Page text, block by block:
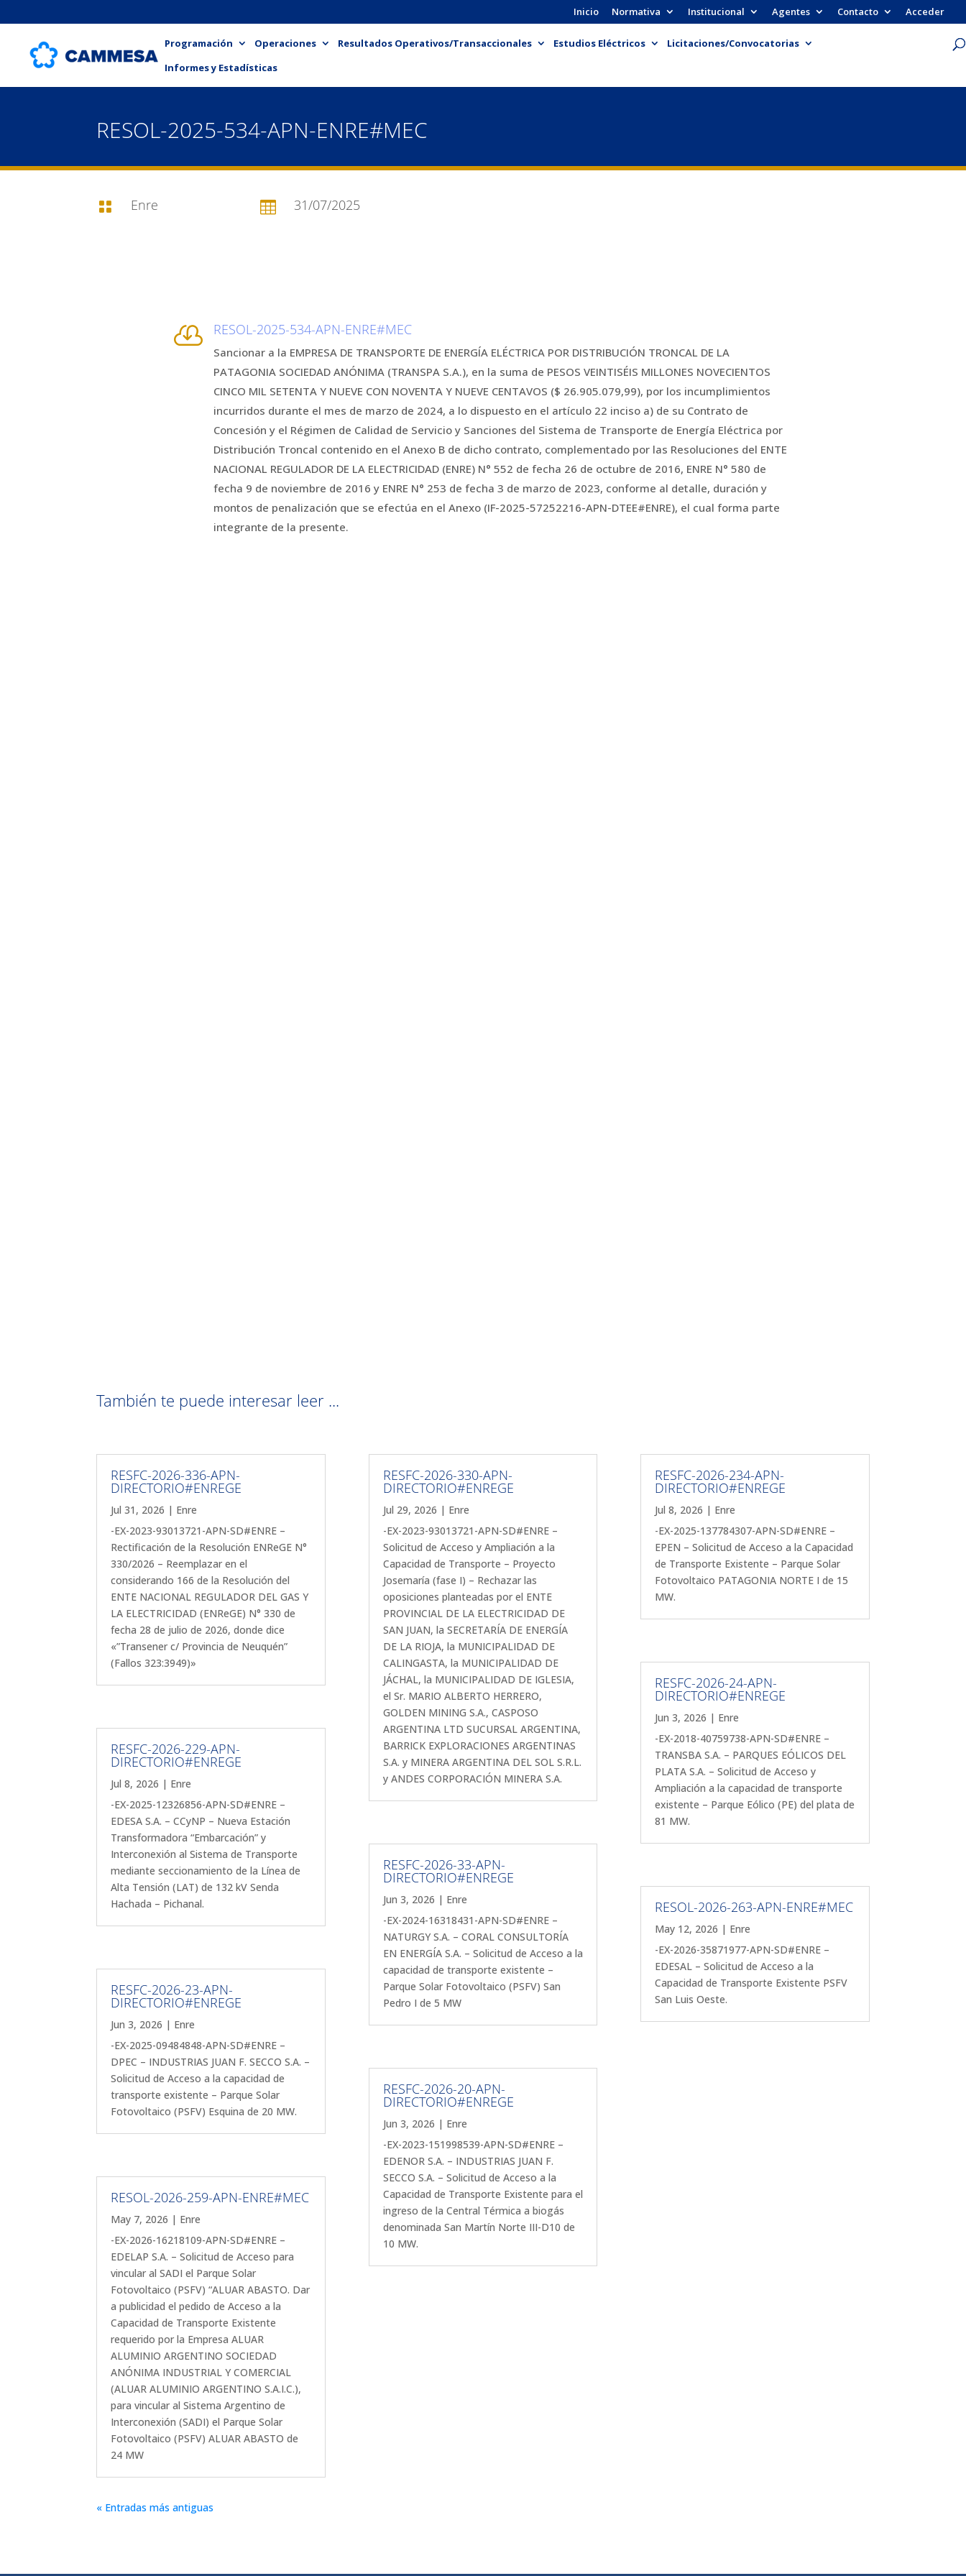
Inicio Normativa Institucional Agentes Contacto Acceder
Programación Operaciones Resultados Operativos/Transaccionales Estudios Eléctricos
Licitaciones/Convocatorias
Informes y Estadísticas
RESOL-2025-534-APN-ENRE#MEC
 Enre  31/07/2025
 RESOL-2025-534-APN-ENRE#MEC
Sancionar a la EMPRESA DE TRANSPORTE DE ENERGÍA ELÉCTRICA POR DISTRIBUCIÓN TRONCAL DE LA
PATAGONIA SOCIEDAD ANÓNIMA (TRANSPA S.A.), en la suma de PESOS VEINTISÉIS MILLONES NOVECIENTOS
CINCO MIL SETENTA Y NUEVE CON NOVENTA Y NUEVE CENTAVOS ($ 26.905.079,99), por los incumplimientos
incurridos durante el mes de marzo de 2024, a lo dispuesto en el artículo 22 inciso a) de su Contrato de
Concesión y el Régimen de Calidad de Servicio y Sanciones del Sistema de Transporte de Energía Eléctrica por
Distribución Troncal contenido en el Anexo B de dicho contrato, complementado por las Resoluciones del ENTE
NACIONAL REGULADOR DE LA ELECTRICIDAD (ENRE) N° 552 de fecha 26 de octubre de 2016, ENRE N° 580 de
fecha 9 de noviembre de 2016 y ENRE N° 253 de fecha 3 de marzo de 2023, conforme al detalle, duración y
montos de penalización que se efectúa en el Anexo (IF-2025-57252216-APN-DTEE#ENRE), el cual forma parte
integrante de la presente.
También te puede interesar leer ...
RESFC-2026-336-APN-
DIRECTORIO#ENREGE
Jul 31, 2026 | Enre
-EX-2023-93013721-APN-SD#ENRE –
Rectificación de la Resolución ENReGE N°
330/2026 – Reemplazar en el
considerando 166 de la Resolución del
ENTE NACIONAL REGULADOR DEL GAS Y
LA ELECTRICIDAD (ENReGE) N° 330 de
fecha 28 de julio de 2026, donde dice
«”Transener c/ Provincia de Neuquén”
(Fallos 323:3949)»
RESFC-2026-229-APN-
DIRECTORIO#ENREGE
Jul 8, 2026 | Enre
-EX-2025-12326856-APN-SD#ENRE –
EDESA S.A. – CCyNP – Nueva Estación
Transformadora “Embarcación” y
Interconexión al Sistema de Transporte
mediante seccionamiento de la Línea de
Alta Tensión (LAT) de 132 kV Senda
Hachada – Pichanal.
RESFC-2026-23-APN-
DIRECTORIO#ENREGE
Jun 3, 2026 | Enre
-EX-2025-09484848-APN-SD#ENRE –
DPEC – INDUSTRIAS JUAN F. SECCO S.A. –
Solicitud de Acceso a la capacidad de
transporte existente – Parque Solar
Fotovoltaico (PSFV) Esquina de 20 MW.
RESOL-2026-259-APN-ENRE#MEC
May 7, 2026 | Enre
-EX-2026-16218109-APN-SD#ENRE –
EDELAP S.A. – Solicitud de Acceso para
vincular al SADI el Parque Solar
Fotovoltaico (PSFV) “ALUAR ABASTO. Dar
a publicidad el pedido de Acceso a la
Capacidad de Transporte Existente
requerido por la Empresa ALUAR
ALUMINIO ARGENTINO SOCIEDAD
ANÓNIMA INDUSTRIAL Y COMERCIAL
(ALUAR ALUMINIO ARGENTINO S.A.I.C.),
para vincular al Sistema Argentino de
Interconexión (SADI) el Parque Solar
Fotovoltaico (PSFV) ALUAR ABASTO de
24 MW
RESFC-2026-330-APN-
DIRECTORIO#ENREGE
Jul 29, 2026 | Enre
-EX-2023-93013721-APN-SD#ENRE –
Solicitud de Acceso y Ampliación a la
Capacidad de Transporte – Proyecto
Josemaría (fase I) – Rechazar las
oposiciones planteadas por el ENTE
PROVINCIAL DE LA ELECTRICIDAD DE
SAN JUAN, la SECRETARÍA DE ENERGÍA
DE LA RIOJA, la MUNICIPALIDAD DE
CALINGASTA, la MUNICIPALIDAD DE
JÁCHAL, la MUNICIPALIDAD DE IGLESIA,
el Sr. MARIO ALBERTO HERRERO,
GOLDEN MINING S.A., CASPOSO
ARGENTINA LTD SUCURSAL ARGENTINA,
BARRICK EXPLORACIONES ARGENTINAS
S.A. y MINERA ARGENTINA DEL SOL S.R.L.
y ANDES CORPORACIÓN MINERA S.A.
RESFC-2026-33-APN-
DIRECTORIO#ENREGE
Jun 3, 2026 | Enre
-EX-2024-16318431-APN-SD#ENRE –
NATURGY S.A. – CORAL CONSULTORÍA
EN ENERGÍA S.A. – Solicitud de Acceso a la
capacidad de transporte existente –
Parque Solar Fotovoltaico (PSFV) San
Pedro I de 5 MW
RESFC-2026-20-APN-
DIRECTORIO#ENREGE
Jun 3, 2026 | Enre
-EX-2023-151998539-APN-SD#ENRE –
EDENOR S.A. – INDUSTRIAS JUAN F.
SECCO S.A. – Solicitud de Acceso a la
Capacidad de Transporte Existente para el
ingreso de la Central Térmica a biogás
denominada San Martín Norte III-D10 de
10 MW.
RESFC-2026-234-APN-
DIRECTORIO#ENREGE
Jul 8, 2026 | Enre
-EX-2025-137784307-APN-SD#ENRE –
EPEN – Solicitud de Acceso a la Capacidad
de Transporte Existente – Parque Solar
Fotovoltaico PATAGONIA NORTE I de 15
MW.
RESFC-2026-24-APN-
DIRECTORIO#ENREGE
Jun 3, 2026 | Enre
-EX-2018-40759738-APN-SD#ENRE –
TRANSBA S.A. – PARQUES EÓLICOS DEL
PLATA S.A. – Solicitud de Acceso y
Ampliación a la capacidad de transporte
existente – Parque Eólico (PE) del plata de
81 MW.
RESOL-2026-263-APN-ENRE#MEC
May 12, 2026 | Enre
-EX-2026-35871977-APN-SD#ENRE –
EDESAL – Solicitud de Acceso a la
Capacidad de Transporte Existente PSFV
San Luis Oeste.
« Entradas más antiguas